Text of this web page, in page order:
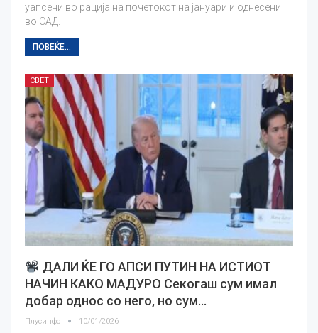
уапсени во рација на почетокот на јануари и однесени
во САД.
ПОВЕЌЕ...
СВЕТ
ДАЛИ ЌЕ ГО АПСИ ПУТИН НА ИСТИОТ
НАЧИН КАКО МАДУРО Секогаш сум имал
добар однос со него, но сум…
Плусинфо 10/01/2026